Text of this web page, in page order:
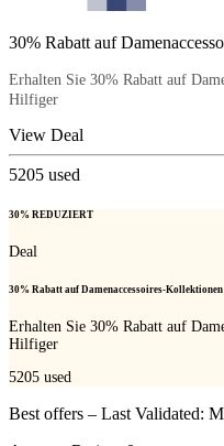
30% Rabatt auf
Erhalten Sie 30% Rabatt auf
Hilfiger
View Deal
5205 used
30% REDUZIERT
Deal
30% Rabatt auf Damenaccessoires-Kollektionen
Erhalten Sie 30% Rabatt auf
Hilfiger
5205 used
Best offers – Last Validated: